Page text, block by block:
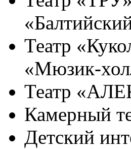
Театр
«Мюзик-
Театр
Камерный
Детский